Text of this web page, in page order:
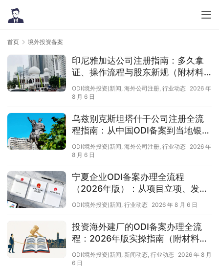
首页 境外投资备案
印尼雅加达公司注册指南：多久拿
证、操作流程与股东新规（附材料
清单及成功案例与正规靠谱代办中
介推荐）
ODI(境外投资)新闻, 海外公司注册, 行业动态
2026 年
8 月 6 日
乌兹别克斯坦塔什干公司注册全流
程指南：从中国ODI备案到当地银行
开户（附材料清单及成功案例与正
规靠谱代办中介推荐）
ODI(境外投资)新闻, 海外公司注册, 行业动态
2026 年
8 月 6 日
宁夏企业ODI备案办理全流程
（2026年版）：从项目立项、发改
商务备案到银行汇款（附材料清单
荐）
ODI(境外投资)新闻, 行业动态 2026 年 8 月 6 日
投资海外建厂的ODI备案办理全流
程：2026年版实操指南（附材料清
单及成功案例与正规靠谱代办中介
推荐）
ODI(境外投资)新闻, 新闻动态, 行业动态
2026 年 8 月
6 日